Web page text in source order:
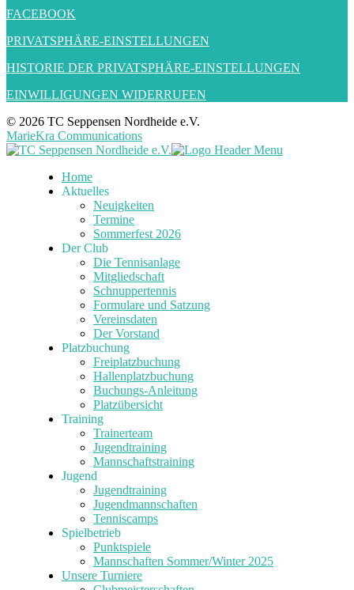
FACEBOOK
PRIVATSPHÄRE-EINSTELLUNGEN
HISTORIE DER PRIVATSPHÄRE-EINSTELLUNGEN
EINWILLIGUNGEN WIDERRUFEN
© 2026 TC Seppensen Nordheide e.V.
MarieKra Communications
Home
Aktuelles
Neuigkeiten
Termine
Sommerfest 2026
Der Club
Die Tennisanlage
Mitgliedschaft
Schnuppertennis
Formulare und Satzung
Vereinsdaten
Der Vorstand
Platzbuchung
Freiplatzbuchung
Hallenplatzbuchung
Buchungs-Anleitung
Platzübersicht
Training
Trainerteam
Jugendtraining
Mannschaftstraining
Jugend
Jugendtraining
Jugendmannschaften
Tenniscamps
Spielbetrieb
Punktspiele
Mannschaften Sommer/Winter 2025
Unsere Turniere